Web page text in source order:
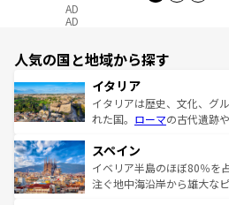
AD
AD
人気の国と地域から探す
イタリア
イタリアは歴史、文化、グ
れた国。 ローマの古代遺跡
ろん、トスカーナの美しい
景など、自然景観も見逃せ
ピザやパスタなど、絶品の
スペイン
イベリア半島のほぼ80％を
注ぐ地中海沿岸から雄大な